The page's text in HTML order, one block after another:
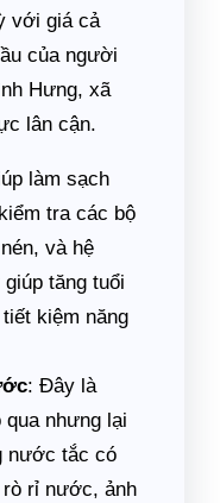
với giá cả
của người
Hưng, xã
lân cận.
làm sạch
tra các bộ
và hệ
tăng tuổi
kiệm năng
: Đây là
nhưng lại
nước tắc có
rỉ nước, ảnh